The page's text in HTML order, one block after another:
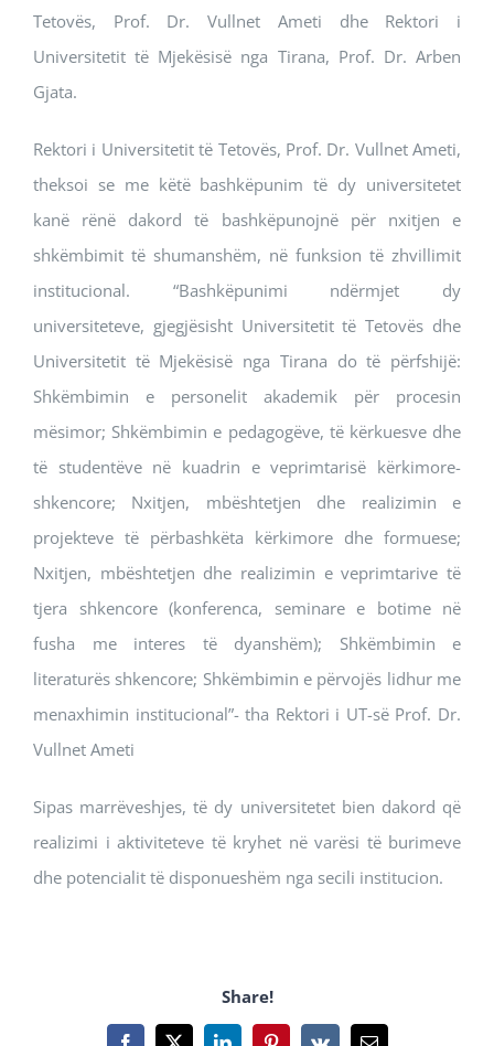
Tetovës, Prof. Dr. Vullnet Ameti dhe Rektori i
Universitetit të Mjekësisë nga Tirana, Prof. Dr. Arben
Gjata.
Rektori i Universitetit të Tetovës, Prof. Dr. Vullnet Ameti,
theksoi se me këtë bashkëpunim të dy universitetet
kanë rënë dakord të bashkëpunojnë për nxitjen e
shkëmbimit të shumanshëm, në funksion të zhvillimit
institucional. “Bashkëpunimi ndërmjet dy
universiteteve, gjegjësisht Universitetit të Tetovës dhe
Universitetit të Mjekësisë nga Tirana do të përfshijë:
Shkëmbimin e personelit akademik për procesin
mësimor; Shkëmbimin e pedagogëve, të kërkuesve dhe
të studentëve në kuadrin e veprimtarisë kërkimore-
shkencore; Nxitjen, mbështetjen dhe realizimin e
projekteve të përbashkëta kërkimore dhe formuese;
Nxitjen, mbështetjen dhe realizimin e veprimtarive të
tjera shkencore (konferenca, seminare e botime në
fusha me interes të dyanshëm); Shkëmbimin e
literaturës shkencore; Shkëmbimin e përvojës lidhur me
menaxhimin institucional”- tha Rektori i UT-së Prof. Dr.
Vullnet Ameti
Sipas marrëveshjes, të dy universitetet bien dakord që
realizimi i aktiviteteve të kryhet në varësi të burimeve
dhe potencialit të disponueshëm nga secili institucion.
Share!